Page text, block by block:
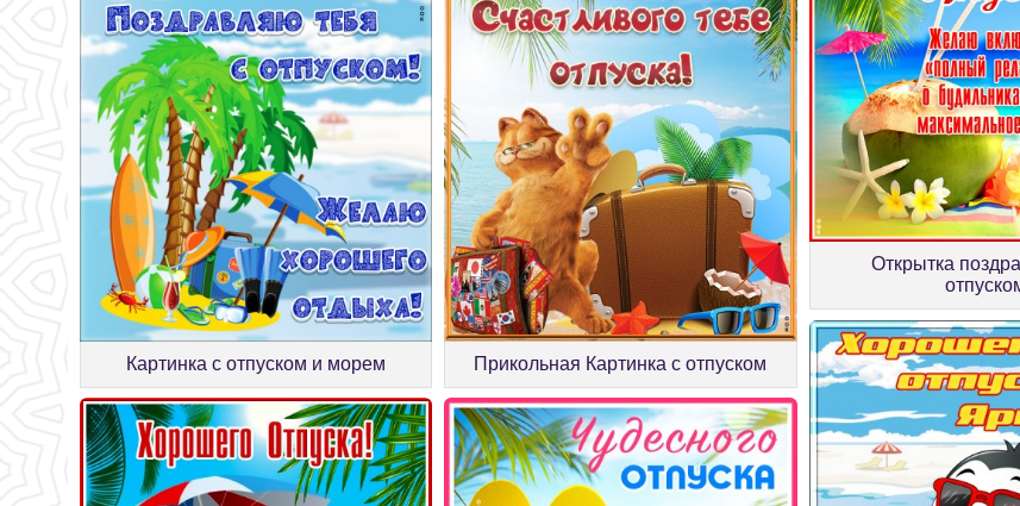
Картинка с отпуском и морем Прикольная Картинка с отпуском
Открытка